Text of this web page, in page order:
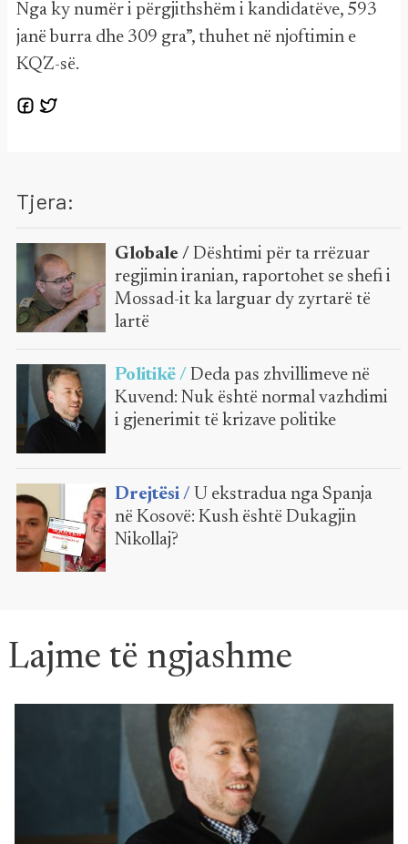
Nga ky numër i përgjithshëm i kandidatëve, 593
janë burra dhe 309 gra”, thuhet në njoftimin e
KQZ-së.
Tjera:
Globale / Dështimi për ta rrëzuar
regjimin iranian, raportohet se shefi i
Mossad-it ka larguar dy zyrtarë të
lartë
Politikë / Deda pas zhvillimeve në
Kuvend: Nuk është normal vazhdimi
i gjenerimit të krizave politike
Drejtësi / U ekstradua nga Spanja
në Kosovë: Kush është Dukagjin
Nikollaj?
Lajme të ngjashme